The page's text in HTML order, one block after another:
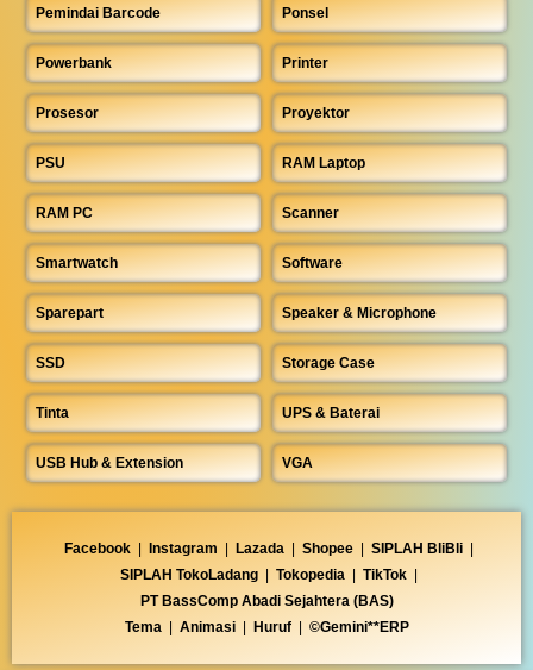
Pemindai Barcode Ponsel
Powerbank Printer
Prosesor Proyektor
PSU RAM Laptop
RAM PC Scanner
Smartwatch Software
Sparepart Speaker & Microphone
SSD Storage Case
Tinta UPS & Baterai
USB Hub & Extension VGA
Facebook | Instagram | Lazada | Shopee | SIPLAH BliBli |
SIPLAH TokoLadang | Tokopedia | TikTok |
PT BassComp Abadi Sejahtera (BAS)
Tema | Animasi | Huruf | ©Gemini**ERP